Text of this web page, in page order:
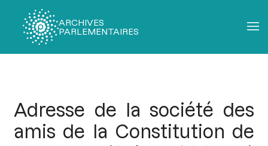
ARCHIVES
PARLEMENTAIRES
Adresse de la société des
amis de la Constitution de